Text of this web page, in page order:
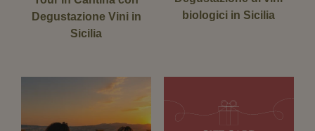
Degustazione Vini in
Sicilia
biologici in Sicilia